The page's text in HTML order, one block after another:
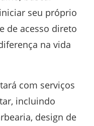
seu próprio
de acesso direto
na vida
com serviços
incluindo
design de